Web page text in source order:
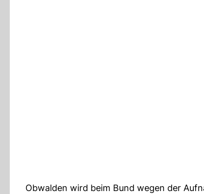
Obwalden wird beim Bund wegen der